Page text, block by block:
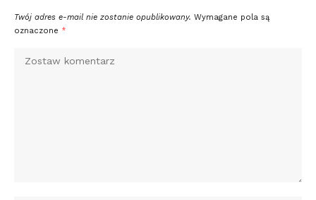
Twój adres e-mail nie zostanie opublikowany. Wymagane pola są
oznaczone *